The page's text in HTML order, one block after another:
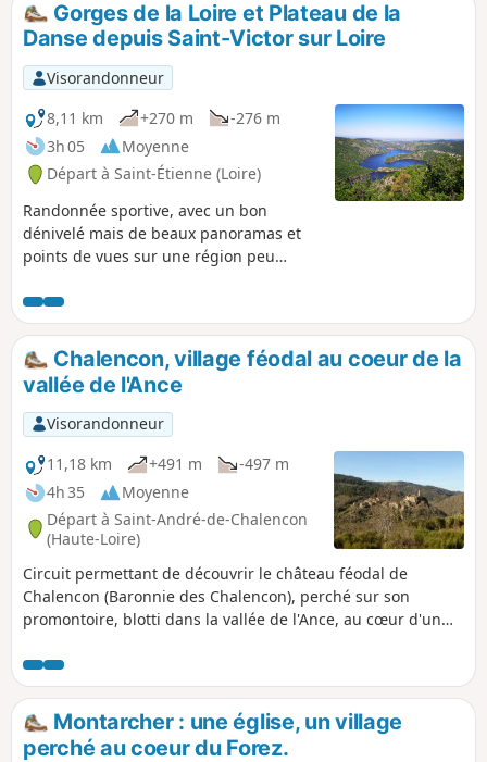
Gorges de la Loire et Plateau de la
Danse depuis Saint-Victor sur Loire
Visorandonneur
8,11 km
+270 m
-276 m
3h 05
Moyenne
Départ à Saint-Étienne (Loire)
Randonnée sportive, avec un bon
dénivelé mais de beaux panoramas et
points de vues sur une région peu
quelques efforts.
Chalencon, village féodal au coeur de la
vallée de l'Ance
Visorandonneur
11,18 km
+491 m
-497 m
4h 35
Moyenne
Départ à Saint-André-de-Chalencon
(Haute-Loire)
Circuit permettant de découvrir le château féodal de
Chalencon (Baronnie des Chalencon), perché sur son
promontoire, blotti dans la vallée de l'Ance, au cœur d'un
enjambant l'Ance, deux ponts : le Pont du Diable avec ses
deux arches dont l'une à 15m de haut, certainement du XIIe
siècle,et le pont de Bounery du XVe.
Montarcher : une église, un village
perché au coeur du Forez.